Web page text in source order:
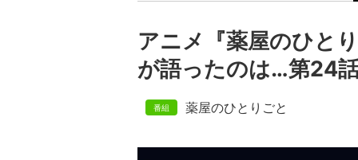
アニメ『薬屋のひと
が語ったのは…第24
薬屋のひとりごと